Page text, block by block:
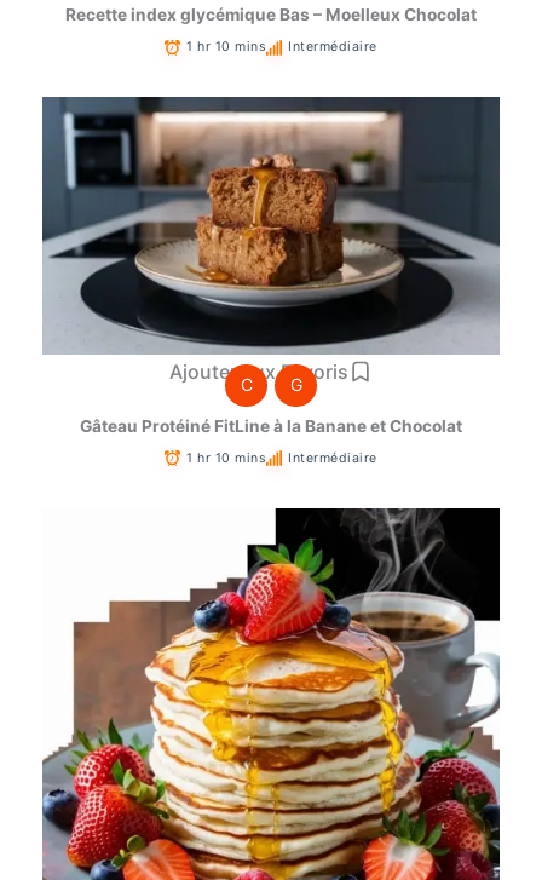
Recette index glycémique Bas – Moelleux Chocolat
1 hr 10 mins Intermédiaire
Ajouter aux Favoris
C G
Gâteau Protéiné FitLine à la Banane et Chocolat
1 hr 10 mins Intermédiaire